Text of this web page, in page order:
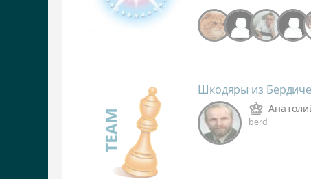
Шкодяры из
berd